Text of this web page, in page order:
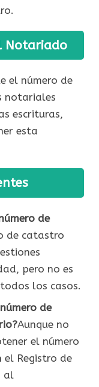
Notariado
el número de
notariales
escrituras,
esta
de
de catastro
pero no es
los casos.
de
Aunque no
el número
Registro de
al